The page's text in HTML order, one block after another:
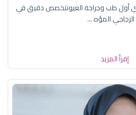
أول طب وجراحة العيونتخصص دقيق في
المؤه ...
إقرأ المزيد